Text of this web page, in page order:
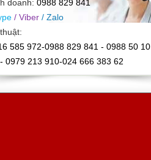
doanh: 0988 829 841
/ Viber / Zalo
585 972-0988 829 841 - 0988 50 10
0979 213 910-024 666 383 62